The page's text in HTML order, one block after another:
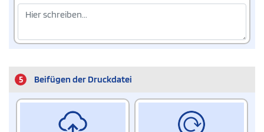
5 Beifügen der Druckdatei